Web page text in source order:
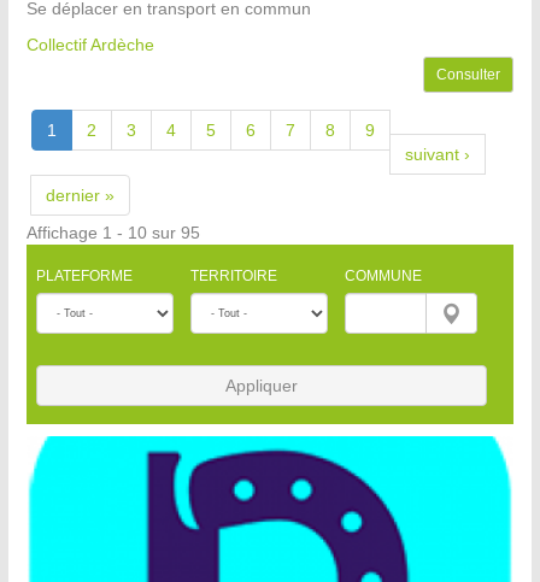
Se déplacer en transport en commun
Collectif Ardèche
Consulter
1 2 3 4 5 6 7 8
9
suivant ›
dernier »
Affichage 1 - 10 sur 95
PLATEFORME TERRITOIRE COMMUNE
Appliquer